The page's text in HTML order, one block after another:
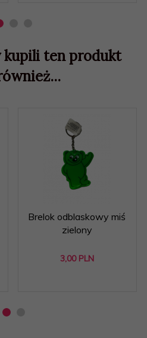
ten produkt
Brelok odblaskowy miś
zielony
3,00 PLN